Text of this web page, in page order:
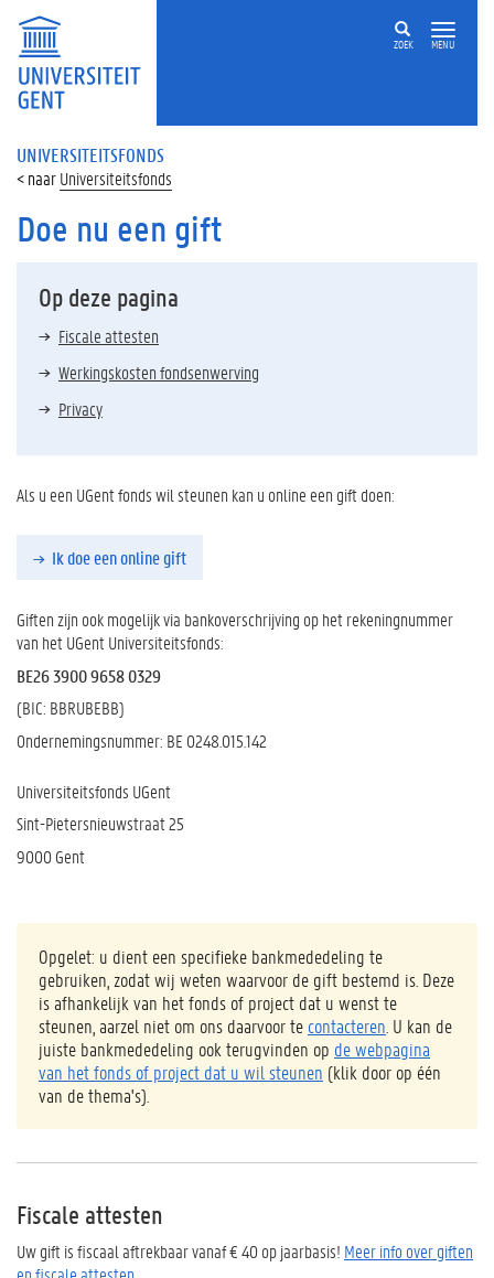
ZOEK MENU
UNIVERSITEITSFONDS
Universiteitsfonds
Doe nu een gift
Op deze pagina
Fiscale attesten
Werkingskosten fondsenwerving
Privacy
Als u een UGent fonds wil steunen kan u online een gift doen:
Ik doe een online gift
Giften zijn ook mogelijk via bankoverschrijving op het rekeningnummer
van het UGent Universiteitsfonds:
BE26 3900 9658 0329
(BIC: BBRUBEBB)
Ondernemingsnummer: BE 0248.015.142
Universiteitsfonds UGent
Sint-Pietersnieuwstraat 25
9000 Gent
Opgelet: u dient een specifieke bankmededeling te
gebruiken, zodat wij weten waarvoor de gift bestemd is. Deze
is afhankelijk van het fonds of project dat u wenst te
steunen, aarzel niet om ons daarvoor te contacteren . U kan de
juiste bankmededeling ook terugvinden op de webpagina
van het fonds of project dat u wil steunen (klik door op één
van de thema's).
Fiscale attesten
Uw gift is fiscaal aftrekbaar vanaf € 40 op jaarbasis! Meer info over giften